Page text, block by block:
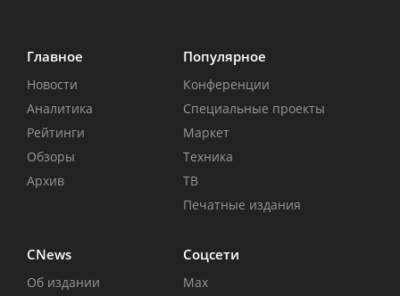
Главное
Новости
Аналитика
Рейтинги
Обзоры
Архив
Популярное
Конференции
Специальные проекты
Маркет
Техника
ТВ
Печатные издания
CNews
Об издании
Соцсети
Max